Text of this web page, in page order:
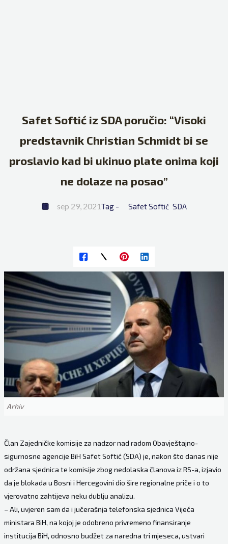
Safet Softić iz SDA poručio: “Visoki
predstavnik Christian Schmidt bi se
proslavio kad bi ukinuo plate onima koji
ne dolaze na posao”
sep 29, 2021Tag - Safet Softić SDA
Arhiv
Član Zajedničke komisije za nadzor nad radom Obavještajnо-
sigurnosne agencije BiH Safet Softić (SDA) je, nakon što danas nije
održana sjednica te komisije zbog nedolaska članova iz RS-a, izjavio
da je blokada u Bosni i Hercegovini dio šire regionalne priče i o to
vjerovatno zahtijeva neku dublju analizu.
– Ali, uvjeren sam da i jučerašnja telefonska sjednica Vijeća
ministara BiH, na kojoj je odobreno privremeno finansiranje
institucija BiH, odnosno budžet za naredna tri mjeseca, ustvari